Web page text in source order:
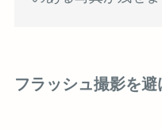
フラッシュ撮影を避